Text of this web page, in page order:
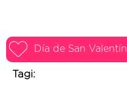
Día de San Valentín
Tagi: